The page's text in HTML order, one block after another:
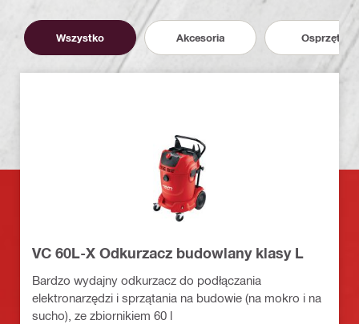
Wszystko Akcesoria Osprzęt
VC 60L-X Odkurzacz budowlany klasy L
Bardzo wydajny odkurzacz do podłączania
elektronarzędzi i sprzątania na budowie (na mokro i na
sucho), ze zbiornikiem 60 l